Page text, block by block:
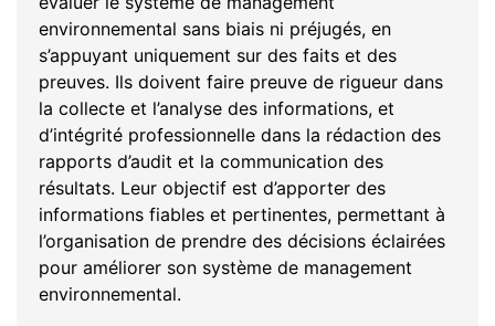
environnemental sans biais ni préjugés, en
s’appuyant uniquement sur des faits et des
preuves. Ils doivent faire preuve de rigueur dans
la collecte et l’analyse des informations, et
d’intégrité professionnelle dans la rédaction des
rapports d’audit et la communication des
résultats. Leur objectif est d’apporter des
informations fiables et pertinentes, permettant à
l’organisation de prendre des décisions éclairées
pour améliorer son système de management
environnemental.